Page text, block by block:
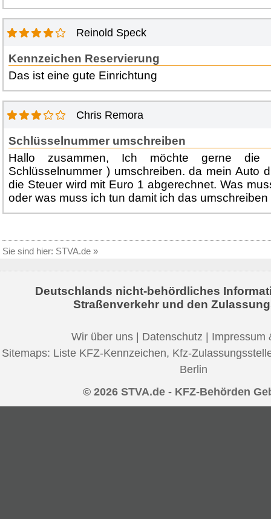
Reinold Speck
Kennzeichen Reservierung
Das ist eine gute Einrichtung
Chris Remora
Schlüsselnummer umschreiben
Hallo zusammen, Ich möchte gerne die
Schlüsselnummer ) umschreiben. da mein Auto
die Steuer wird mit Euro 1 abgerechnet. Was
oder was muss ich tun damit ich das umschreiben
Sie sind hier: STVA.de »
Deutschlands nicht-behördliches
Straßenverkehr und den
Wir über uns | Datenschutz | Impressum
Sitemaps: Liste KFZ-Kennzeichen, Kfz-
Berlin
© 2026 STVA.de - KFZ-Behörden